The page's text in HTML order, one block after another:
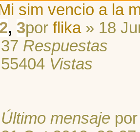
sim vencio a la
2, 3porflika» 18
37 Respuestas
55404 Vistas
Último mensaje